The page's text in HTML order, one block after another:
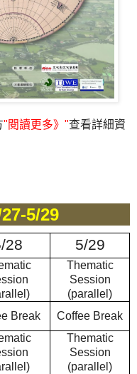
"閱讀更多》"查看詳細資
5/29
28 5/29
Thematic
Session
(parallel)
Break Coffee Break
Thematic
Session
(parallel)